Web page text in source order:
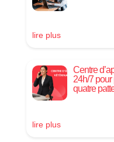
lire plus
Centre
24h/7
quatre
lire plus